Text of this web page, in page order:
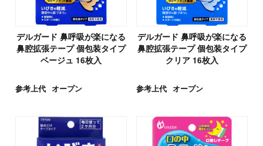
デルガード 鼻呼吸が楽になる
鼻腔拡張テープ 個包装タイプ
ベージュ 16枚入
参考上代 オープン
デルガード 鼻呼吸が楽になる
鼻腔拡張テープ 個包装タイプ
クリア 16枚入
参考上代 オープン